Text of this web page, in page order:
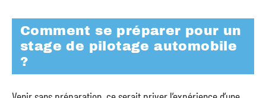
Comment se préparer pour un
stage de pilotage automobile
?